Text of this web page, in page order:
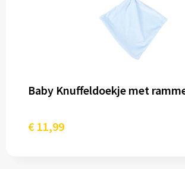
Baby Knuffeldoekje met
€ 11,99